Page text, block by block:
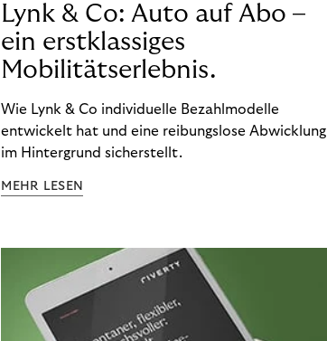
Lynk & Co: Auto auf Abo –
ein erstklassiges
Mobilitätserlebnis.
Wie Lynk & Co individuelle Bezahlmodelle
entwickelt hat und eine reibungslose Abwicklung
im Hintergrund sicherstellt.
MEHR LESEN